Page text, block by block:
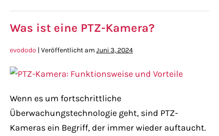
Was ist eine PTZ-Kamera?
evododo | Veröffentlicht am Juni 3, 2024
Wenn es um fortschrittliche
Überwachungstechnologie geht, sind PTZ-
Kameras ein Begriff, der immer wieder auftaucht.